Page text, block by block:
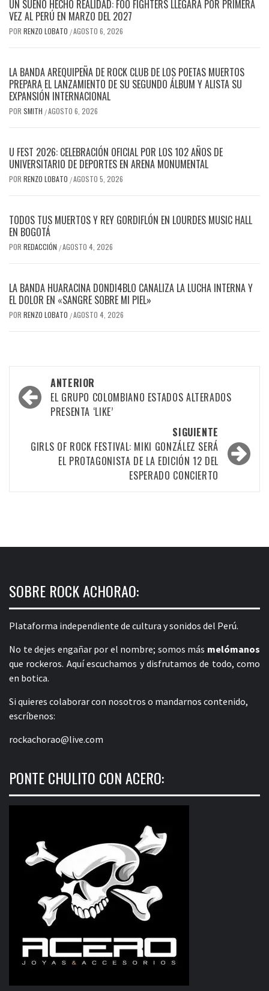
UN SUEÑO HECHO REALIDAD: FOO FIGHTERS LLEGARÁ POR PRIMERA
VEZ AL PERÚ EN MARZO DEL 2027
POR RENZO LOBATO /AGOSTO 6, 2026
LA BANDA AREQUIPEÑA DE ROCK CLUB DE LOS POETAS MUERTOS
PREPARA EL LANZAMIENTO DE SU SEGUNDO ÁLBUM Y ALISTA SU
EXPANSIÓN INTERNACIONAL
POR SMITH /AGOSTO 6, 2026
U FEST 2026: CELEBRACIÓN OFICIAL POR LOS 102 AÑOS DE
UNIVERSITARIO DE DEPORTES EN ARENA MONUMENTAL
POR RENZO LOBATO /AGOSTO 5, 2026
TODOS TUS MUERTOS Y REY GORDIFLÓN EN LOURDES MUSIC HALL
EN BOGOTÁ
POR REDACCIÓN /AGOSTO 4, 2026
LA BANDA HUARACINA DONDI4BLO CANALIZA LA LUCHA INTERNA Y
EL DOLOR EN «SANGRE SOBRE MI PIEL»
POR RENZO LOBATO /AGOSTO 4, 2026
Navegación
por
entradas
ANTERIOR
EL GRUPO COLOMBIANO ESTADOS ALTERADOS
PRESENTA ‘LIKE’
SIGUIENTE
GIRLS OF ROCK FESTIVAL: MIKI GONZÁLEZ SERÁ
EL PROTAGONISTA DE LA EDICIÓN 12 DEL
ESPERADO CONCIERTO
SOBRE ROCK ACHORAO:
Plataforma independiente de cultura y sonidos del Perú.
No te dejes engañar por el nombre; somos más melómanos
que rockeros. Aquí escuchamos y disfrutamos de todo, como
en botica.
Si quieres colaborar con nosotros o mandarnos contenido,
escríbenos:
rockachorao@live.com
PONTE CHULITO CON ACERO: